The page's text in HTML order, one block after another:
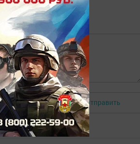
Авторизоваться Отправить